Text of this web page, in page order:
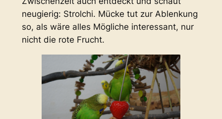
neugierig: Strolchi. Mücke tut zur Ablenkung
so, als wäre alles Mögliche interessant, nur
nicht die rote Frucht.